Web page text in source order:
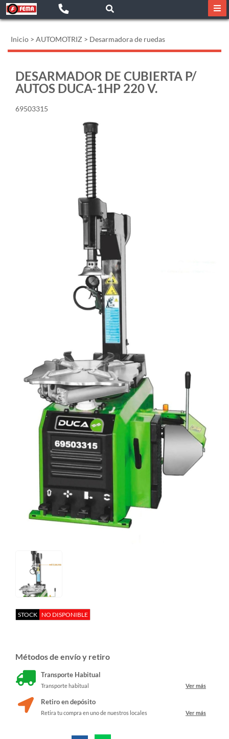
Inicio > AUTOMOTRIZ > Desarmadora de ruedas
DESARMADOR DE CUBIERTA P/
AUTOS DUCA-1HP 220 V.
69503315
STOCK NO DISPONIBLE
Métodos de envío y retiro
Transporte Habitual
Transporte habitual Ver más
Retiro en depósito
Retira tu compra en uno de nuestros locales Ver más